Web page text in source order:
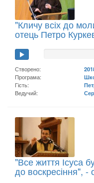
"Кличу всіх до
отець Петро
Створено:
Програма:
Гість:
Ведучий:
"Все життя Ісуса
до воскресіння", -